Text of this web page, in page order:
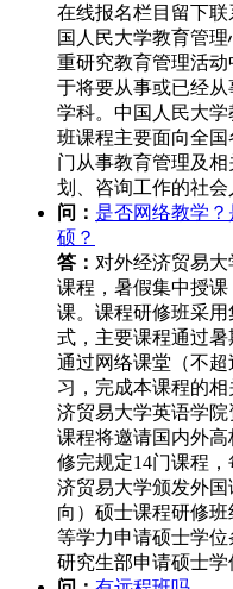
在线报名栏目留下
国人民大学教育管
重研究教育管理活
于将要从事或已经
学科。中国人民大
班课程主要面向全
门从事教育管理及
划、咨询工作的社会
问： 是否网络教学
硕？
答： 对外经济贸易
课程，暑假集中授
课。课程研修班采
式，主要课程通过
通过网络课堂（不
习，完成本课程的
济贸易大学英语学
课程将邀请国内外
修完规定14门课程
济贸易大学颁发外
向）硕士课程研修
等学力申请硕士学
研究生部申请硕士学